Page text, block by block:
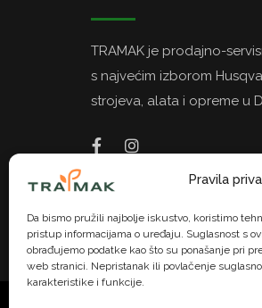
Pravila
Da bismo pružili najbolje iskustvo, koristimo
pristup informacijama o uređaju. Suglasnost s
obrađujemo podatke kao što su ponašanje pri
web stranici. Nepristanak ili povlačenje
karakteristike i funkcije.
TRAMAK je prodajno-
s najvećim izborom
strojeva, alata i opreme u